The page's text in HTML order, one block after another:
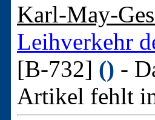
Karl-May-
Leihverkehr
[B-732] () -
Artikel fehlt